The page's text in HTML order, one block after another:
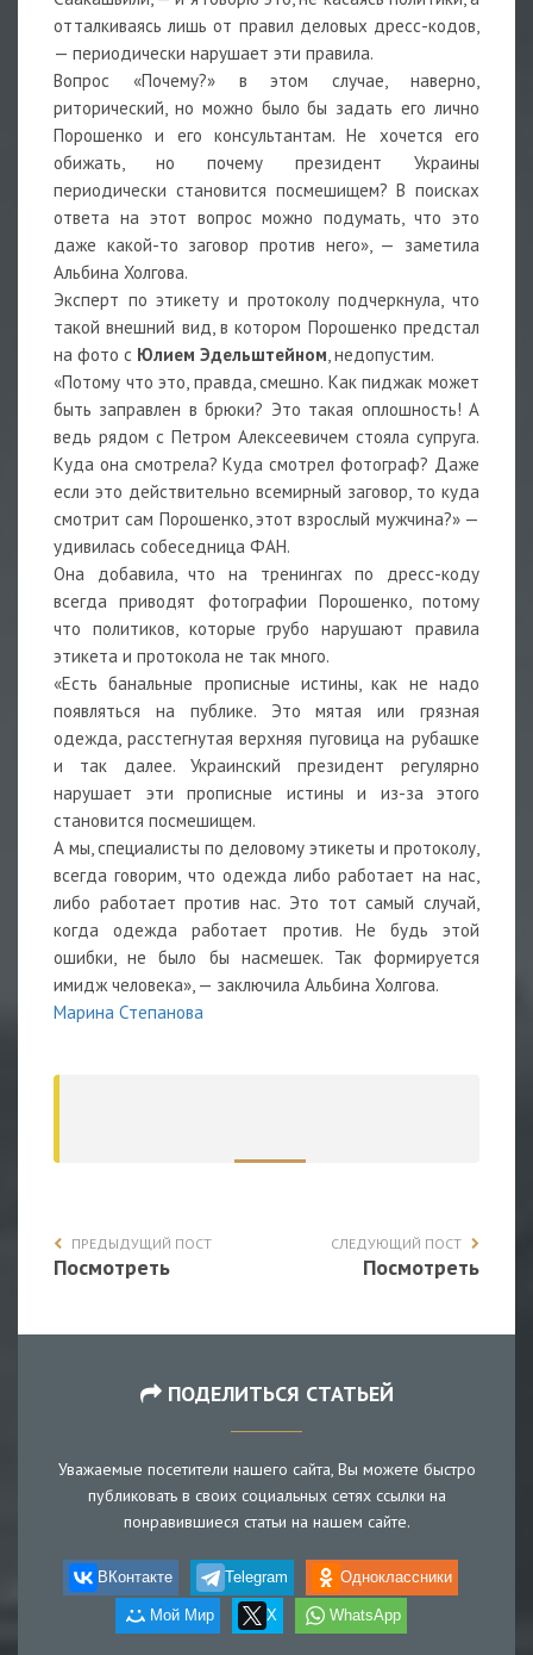
отталкиваясь лишь от правил деловых дресс-кодов,
— периодически нарушает эти правила.
Вопрос «Почему?» в этом случае, наверно,
риторический, но можно было бы задать его лично
Порошенко и его консультантам. Не хочется его
обижать, но почему президент Украины
периодически становится посмешищем? В поисках
ответа на этот вопрос можно подумать, что это
даже какой-то заговор против него», — заметила
Альбина Холгова.
Эксперт по этикету и протоколу подчеркнула, что
такой внешний вид, в котором Порошенко предстал
на фото с Юлием Эдельштейном, недопустим.
«Потому что это, правда, смешно. Как пиджак может
быть заправлен в брюки? Это такая оплошность! А
ведь рядом с Петром Алексеевичем стояла супруга.
Куда она смотрела? Куда смотрел фотограф? Даже
если это действительно всемирный заговор, то куда
смотрит сам Порошенко, этот взрослый мужчина?» —
удивилась собеседница ФАН.
Она добавила, что на тренингах по дресс-коду
всегда приводят фотографии Порошенко, потому
что политиков, которые грубо нарушают правила
этикета и протокола не так много.
«Есть банальные прописные истины, как не надо
появляться на публике. Это мятая или грязная
одежда, расстегнутая верхняя пуговица на рубашке
и так далее. Украинский президент регулярно
нарушает эти прописные истины и из-за этого
становится посмешищем.
А мы, специалисты по деловому этикеты и протоколу,
всегда говорим, что одежда либо работает на нас,
либо работает против нас. Это тот самый случай,
когда одежда работает против. Не будь этой
ошибки, не было бы насмешек. Так формируется
имидж человека», — заключила Альбина Холгова.
Марина Степанова
ПРЕДЫДУЩИЙ ПОСТ
Посмотреть
СЛЕДУЮЩИЙ ПОСТ
Посмотреть
ПОДЕЛИТЬСЯ СТАТЬЕЙ
Уважаемые посетители нашего сайта, Вы можете быстро
публиковать в своих социальных сетях ссылки на
понравившиеся статьи на нашем сайте.
ВКонтакте Telegram Одноклассники
Мой Мир X WhatsApp